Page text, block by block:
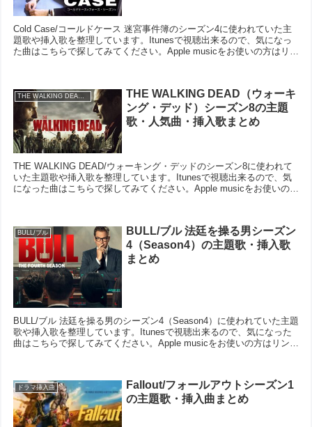
Cold Case/コールドケース 迷宮事件簿のシーズン4に使われていた主
題歌や挿入歌を整理しています。Itunesで視聴出来るので、気になっ
た曲はこちらで探してみてください。Apple musicをお使いの方はリン
THE WALKING DEAD（ウォーキ
ング・デッド）シーズン8の主題
歌・人気曲・挿入歌まとめ
THE WALKING DEAD/ウォーキング・デッドのシーズン8に使われて
いた主題歌や挿入歌を整理しています。Itunesで視聴出来るので、気
になった曲はこちらで探してみてください。Apple musicをお使いの方
BULL/ブル
BULL/ブル 法廷を操る男シーズン
4（Season4）の主題歌・挿入歌
まとめ
BULL/ブル 法廷を操る男のシーズン4（Season4）に使われていた主題
歌や挿入歌を整理しています。Itunesで視聴出来るので、気になった
曲はこちらで探してみてください。Apple musicをお使いの方はリンク
ドラマ挿入曲
Fallout/フォールアウトシーズン1
の主題歌・挿入曲まとめ